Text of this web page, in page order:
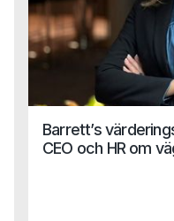
Barrett’s
CEO och HR om